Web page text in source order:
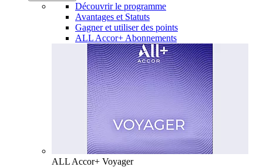
Découvrir le programme
Avantages et Statuts
Gagner et utiliser des points
ALL Accor+ Abonnements
ALL Accor+ Voyager